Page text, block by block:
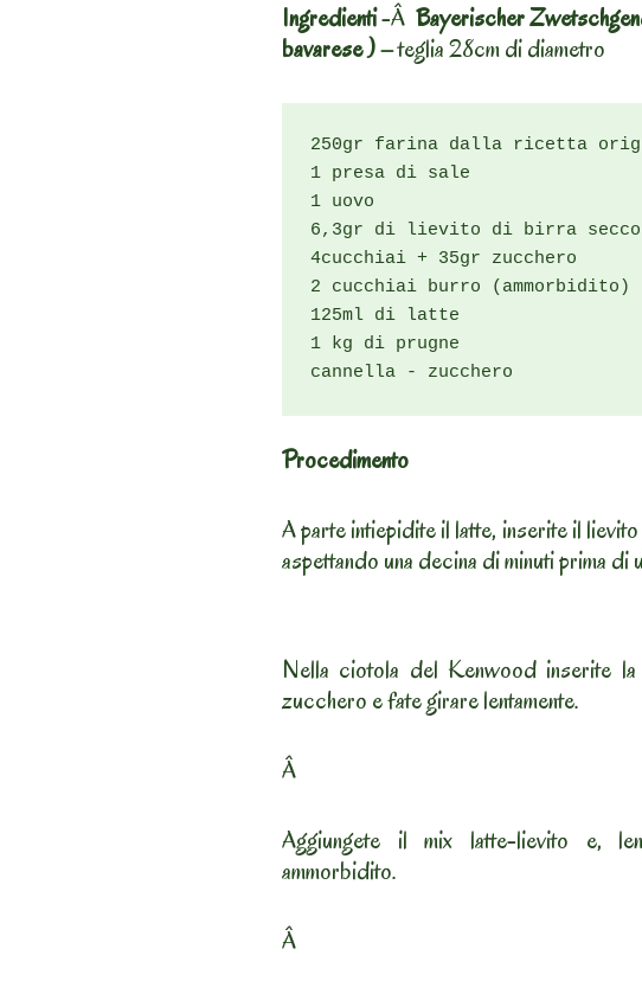
Ingredienti-Â Bayerischer
bavarese ) –teglia 28cm di diametro
250gr farina dalla ricetta
1 presa di sale
1 uovo
6,3gr di lievito di birra secco
4cucchiai + 35gr zucchero
2 cucchiai burro (ammorbidito)
125ml di latte
1 kg di prugne
cannella - zucchero
Procedimento
A parte intiepidite il latte, inserite il
aspettando una decina di minuti prima di
Nella ciotola del Kenwood inserite
zucchero e fate girare lentamente.
Â
Aggiungete il mix latte-lievito e,
ammorbidito.
Â